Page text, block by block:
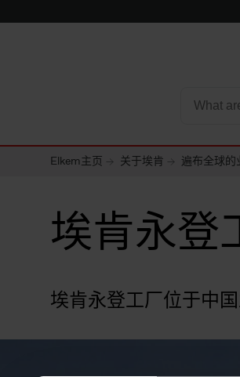
Elkem主页 关于埃肯 遍布全球的
埃肯永登
埃肯永登工厂位于中